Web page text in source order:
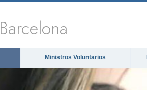
Barcelona
Ministros Voluntarios